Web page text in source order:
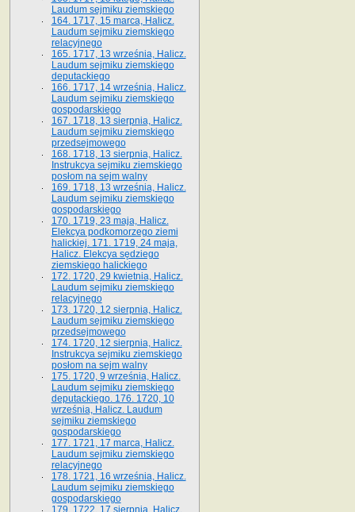
Laudum sejmiku ziemskiego
164. 1717, 15 marca, Halicz.
Laudum sejmiku ziemskiego
relacyjnego
165. 1717, 13 września, Halicz.
Laudum sejmiku ziemskiego
deputackiego
166. 1717, 14 września, Halicz.
Laudum sejmiku ziemskiego
gospodarskiego
167. 1718, 13 sierpnia, Halicz.
Laudum sejmiku ziemskiego
przedsejmowego
168. 1718, 13 sierpnia, Halicz.
Instrukcya sejmiku ziemskiego
posłom na sejm walny
169. 1718, 13 września, Halicz.
Laudum sejmiku ziemskiego
gospodarskiego
170. 1719, 23 maja, Halicz.
Elekcya podkomorzego ziemi
halickiej. 171. 1719, 24 maja,
Halicz. Elekcya sędziego
ziemskiego halickiego
172. 1720, 29 kwietnia, Halicz.
Laudum sejmiku ziemskiego
relacyjnego
173. 1720, 12 sierpnia, Halicz.
Laudum sejmiku ziemskiego
przedsejmowego
174. 1720, 12 sierpnia, Halicz.
Instrukcya sejmiku ziemskiego
posłom na sejm walny
175. 1720, 9 września, Halicz.
Laudum sejmiku ziemskiego
deputackiego. 176. 1720, 10
września, Halicz. Laudum
sejmiku ziemskiego
gospodarskiego
177. 1721, 17 marca, Halicz.
Laudum sejmiku ziemskiego
relacyjnego
178. 1721, 16 września, Halicz.
Laudum sejmiku ziemskiego
gospodarskiego
179. 1722, 17 sierpnia, Halicz.